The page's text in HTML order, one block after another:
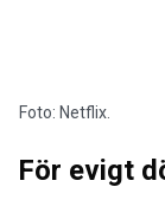
Foto: Netflix.
För evigt